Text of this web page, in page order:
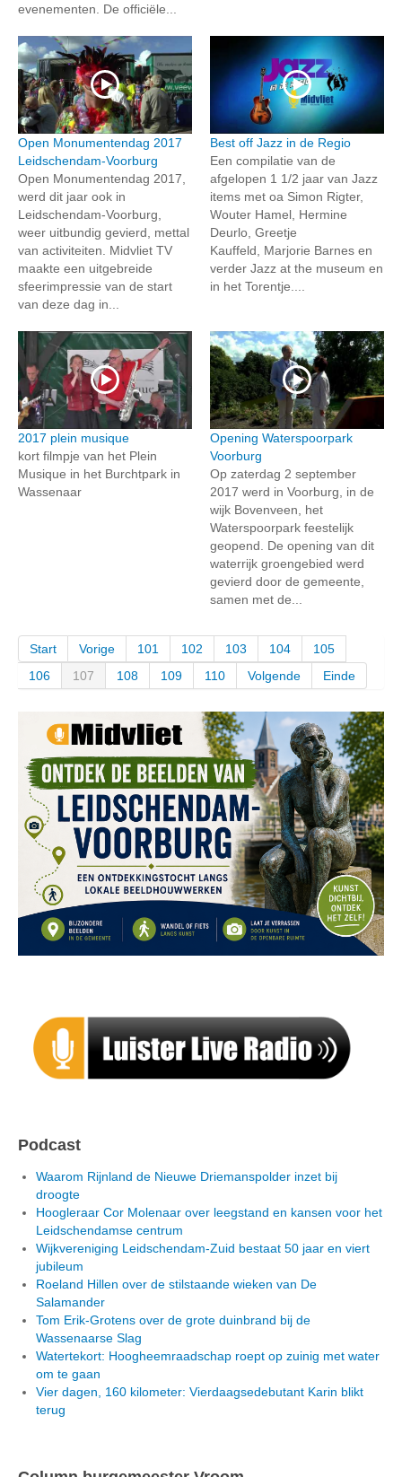
evenementen. De officiële...
Open Monumentendag 2017
Leidschendam-Voorburg
Open Monumentendag 2017,
werd dit jaar ook in
Leidschendam-Voorburg,
weer uitbundig gevierd, mettal
van activiteiten. Midvliet TV
maakte een uitgebreide
sfeerimpressie van de start
van deze dag in...
Best off Jazz in de Regio
Een compilatie van de
afgelopen 1 1/2 jaar van Jazz
items met oa Simon Rigter,
Wouter Hamel, Hermine
Deurlo, Greetje
Kauffeld, Marjorie Barnes en
verder Jazz at the museum en
in het Torentje....
2017 plein musique
kort filmpje van het Plein
Musique in het Burchtpark in
Wassenaar
Opening Waterspoorpark
Voorburg
Op zaterdag 2 september
2017 werd in Voorburg, in de
wijk Bovenveen, het
Waterspoorpark feestelijk
geopend. De opening van dit
waterrijk groengebied werd
gevierd door de gemeente,
samen met de...
Start Vorige 101 102 103 104
105
106
107 108 109 110 Volgende Einde
Podcast
Waarom Rijnland de Nieuwe Driemanspolder inzet bij
droogte
Hoogleraar Cor Molenaar over leegstand en kansen voor het
Leidschendamse centrum
Wijkvereniging Leidschendam-Zuid bestaat 50 jaar en viert
jubileum
Roeland Hillen over de stilstaande wieken van De
Salamander
Tom Erik-Grotens over de grote duinbrand bij de
Wassenaarse Slag
Watertekort: Hoogheemraadschap roept op zuinig met water
om te gaan
Vier dagen, 160 kilometer: Vierdaagsedebutant Karin blikt
terug